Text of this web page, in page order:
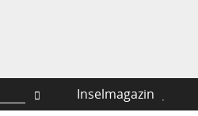
Inselmagazin